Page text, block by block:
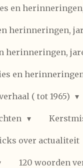
en
herinneringen,
herinneringen,
en
( tot 1965)
over actualiteit
120 woorden